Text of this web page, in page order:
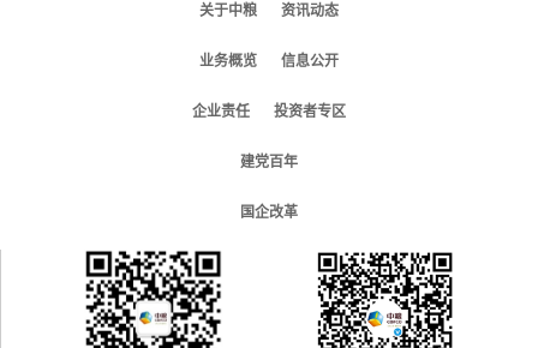
关于中粮 资讯动态
业务概览 信息公开
企业责任 投资者专区
建党百年
国企改革